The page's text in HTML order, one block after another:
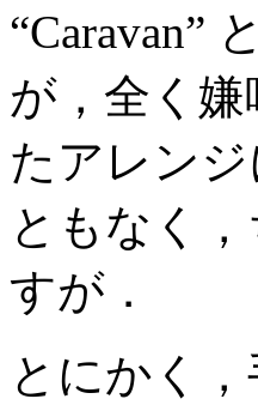
“Caravan”
が，全く
たアレン
ともなく
すが．
とにかく